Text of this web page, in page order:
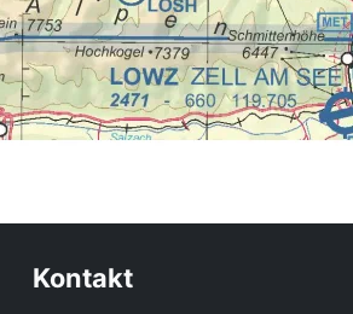
Kontakt